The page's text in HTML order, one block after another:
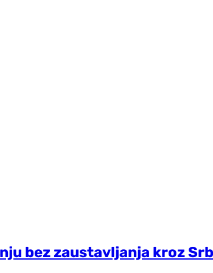
bez zaustavljanja kroz